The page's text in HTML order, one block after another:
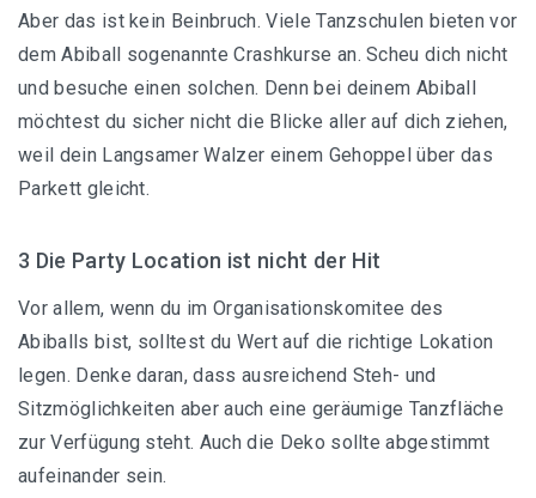
Aber das ist kein Beinbruch. Viele Tanzschulen bieten vor
dem Abiball sogenannte Crashkurse an. Scheu dich nicht
und besuche einen solchen. Denn bei deinem Abiball
möchtest du sicher nicht die Blicke aller auf dich ziehen,
weil dein Langsamer Walzer einem Gehoppel über das
Parkett gleicht.
3 Die Party Location ist nicht der Hit
Vor allem, wenn du im Organisationskomitee des
Abiballs bist, solltest du Wert auf die richtige Lokation
legen. Denke daran, dass ausreichend Steh- und
Sitzmöglichkeiten aber auch eine geräumige Tanzfläche
zur Verfügung steht. Auch die Deko sollte abgestimmt
aufeinander sein.